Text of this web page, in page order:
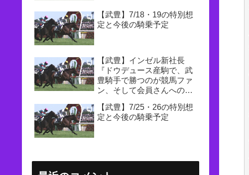
【武豊】7/18・19の特別想
定と今後の騎乗予定
【武豊】インゼル新社長
『ドウデュース産駒で、武
豊騎手で勝つのが競馬ファ
ン、そして会員さんへの一
【武豊】7/25・26の特別想
定と今後の騎乗予定